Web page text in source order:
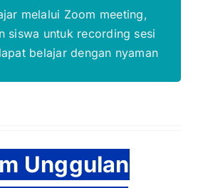
melalui Zoom meeting,
siswa untuk recording sesi
belajar dengan nyaman
SEKARANG
Unggulan